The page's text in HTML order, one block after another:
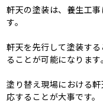
軒天の塗装は、養生工
す。
軒天を先行して塗装す
ることが可能になります。
塗り替え現場における
応することが大事です。